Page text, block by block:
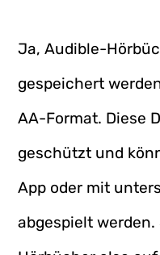
Ja, Audible-
gespeichert
AA-Format. Diese
geschützt und
App oder mit
abgespielt werden.